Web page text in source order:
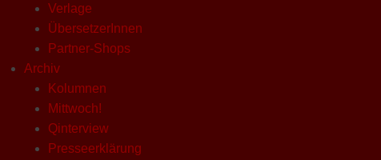
Verlage
ÜbersetzerInnen
Partner-Shops
Archiv
Kolumnen
Mittwoch!
Qinterview
Presseerklärung